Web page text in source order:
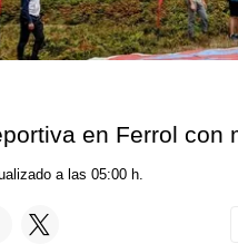
en Ferrol con
a las 05:00 h.